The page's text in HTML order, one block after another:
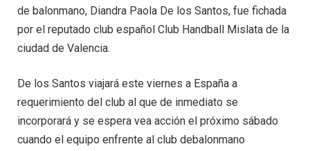
de balonmano, Diandra Paola De los Santos, fue fichada
por el reputado club español Club Handball Mislata de la
ciudad de Valencia.
De los Santos viajará este viernes a España a
requerimiento del club al que de inmediato se
incorporará y se espera vea acción el próximo sábado
cuando el equipo enfrente al club debalonmano